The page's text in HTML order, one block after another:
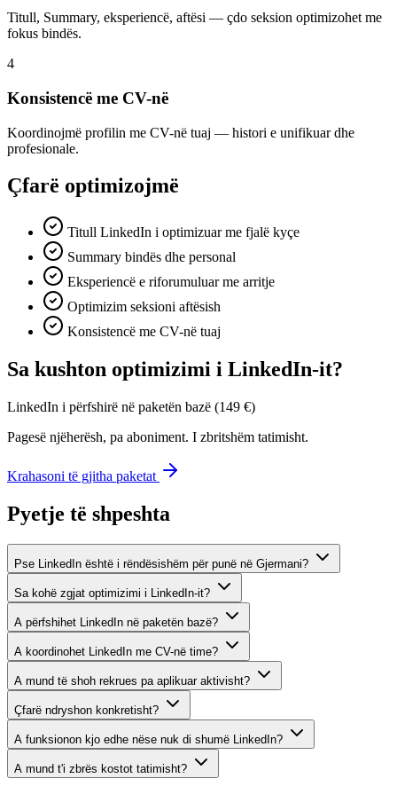
Titull, Summary, eksperiencë, aftësi — çdo seksion optimizohet me
fokus bindës.
4
Konsistencë me CV-në
Koordinojmë profilin me CV-në tuaj — histori e unifikuar dhe
profesionale.
Çfarë optimizojmë
Titull LinkedIn i optimizuar me fjalë kyçe
Summary bindës dhe personal
Eksperiencë e riforumuluar me arritje
Optimizim seksioni aftësish
Konsistencë me CV-në tuaj
Sa kushton optimizimi i LinkedIn-it?
LinkedIn i përfshirë në paketën bazë (149 €)
Pagesë njëherësh, pa aboniment. I zbritshëm tatimisht.
Krahasoni të gjitha paketat
Pyetje të shpeshta
Pse LinkedIn është i rëndësishëm për punë në Gjermani?
Sa kohë zgjat optimizimi i LinkedIn-it?
A përfshihet LinkedIn në paketën bazë?
A koordinohet LinkedIn me CV-në time?
A mund të shoh rekrues pa aplikuar aktivisht?
Çfarë ndryshon konkretisht?
A funksionon kjo edhe nëse nuk di shumë LinkedIn?
A mund t'i zbrës kostot tatimisht?